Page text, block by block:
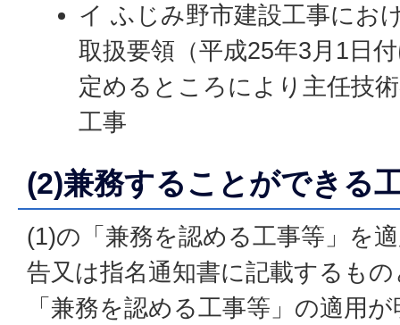
イ ふじみ野市建設工事にお
取扱要領（平成25年3月1日
定めるところにより主任技
工事
(2)兼務することができる
(1)の「兼務を認める工事等」を
告又は指名通知書に記載するも
「兼務を認める工事等」の適用